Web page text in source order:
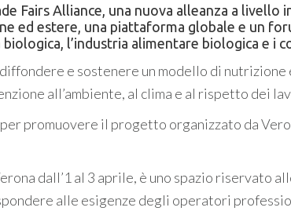
Fairs Alliance, una nuova alleanza a
ed estere, una piattaforma globale e un
l’industria alimentare biologica e i
e sostenere un modello di nutrizione
all’ambiente, al clima e al rispetto dei
per promuovere il progetto organizzato da
dall’1 al 3 aprile, è uno spazio riservato
alle esigenze degli operatori